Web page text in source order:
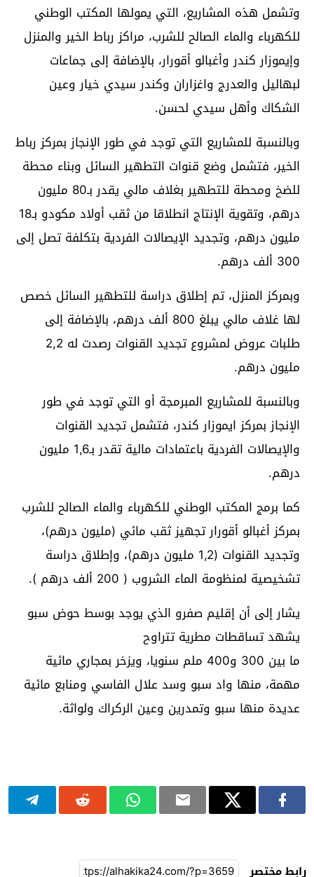
وتشمل هذه المشاريع، التي يمولها المكتب الوطني
للكهرباء والماء الصالح للشرب، مراكز رباط الخير والمنزل
وإيموزار كندر وأغبالو أقورار، بالإضافة إلى جماعات
لبهاليل والعدرج واغزاران وكندر سيدي خيار وعين
الشكاك وأهل سيدي لحسن.
وبالنسبة للمشاريع التي توجد في طور الإنجاز بمركز رباط
الخير، فتشمل وضع قنوات التطهير السائل وبناء محطة
للضخ ومحطة للتطهير بغلاف مالي يقدر بـ80 مليون
درهم، وتقوية الإنتاج انطلاقا من ثقب أولاد مكودو بـ18
مليون درهم، وتجديد الإيصالات الفردية بتكلفة تصل إلى
300 ألف درهم.
وبمركز المنزل، تم إطلاق دراسة للتطهير السائل خصص
لها غلاف مالي يبلغ 800 ألف درهم، بالإضافة إلى
طلبات عروض لمشروع تجديد القنوات رصدت له 2,2
مليون درهم.
وبالنسبة للمشاريع المبرمجة أو التي توجد في طور
الإنجاز بمركز ايموزار كندر، فتشمل تجديد القنوات
والإيصالات الفردية باعتمادات مالية تقدر بـ1,6 مليون
درهم.
كما برمج المكتب الوطني للكهرباء والماء الصالح للشرب
بمركز أغبالو أقورار تجهيز ثقب مائي (مليون درهم)،
وتجديد القنوات (1,2 مليون درهم)، وإطلاق دراسة
تشخيصية لمنظومة الماء الشروب ( 200 ألف درهم ).
يشار إلى أن إقليم صفرو الذي يوجد بوسط حوض سبو
يشهد تساقطات مطرية تتراوح
ما بين 300 و400 ملم سنويا، ويزخر بمجاري مائية
مهمة، منها واد سبو وسد علال الفاسي ومنابع مائية
عديدة منها سبو وتمدرين وعين الركراك ولواثة.
رابط مختصر